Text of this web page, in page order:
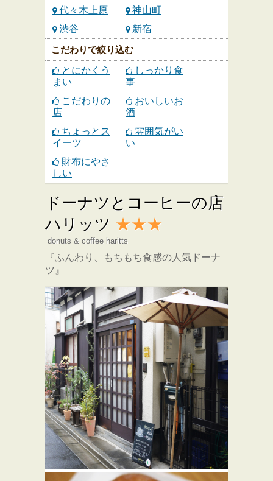
代々木上原
神山町
渋谷
新宿
こだわりで絞り込む
とにかくう
まい
しっかり食
事
こだわりの
店
おいしいお
酒
ちょっとス
イーツ
雰囲気がい
い
財布にやさ
しい
ドーナツとコーヒーの店
ハリッツ ★★★
donuts & coffee haritts
『ふんわり、もちもち食感の人気ドーナ
ツ』